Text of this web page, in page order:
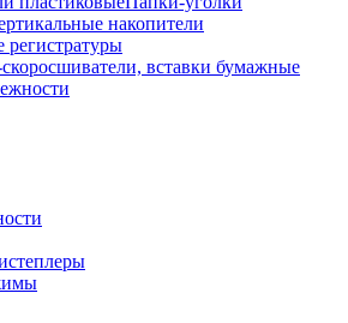
накопители
регистратуры
скоросшиватели, вставки бумажные